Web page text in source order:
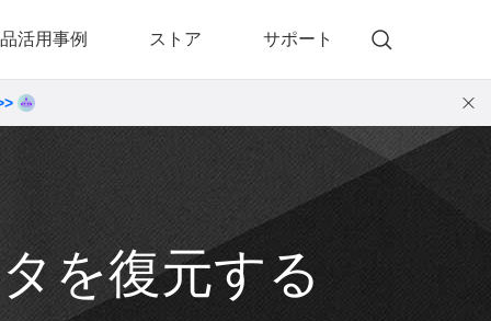
（DVDメモリー）
Memory for Windows
Memory for Mac
動画・音楽変換プロ
• 動画・音楽変換6！プロ for Windows
• 動画・音楽変換3！プロ for Mac
活用事例 ストア サポート
を復元する